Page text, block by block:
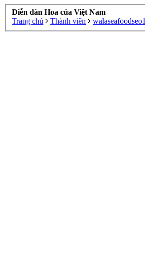
Diễn đàn Hoa của Việt Nam
Trang chủ
Thành viên walaseafoodseo1